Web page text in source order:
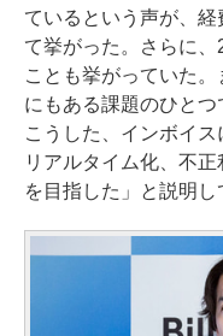
ているという声が、
て挙がった。さらに
ことも挙がっていた
にもある課題のひとつ
こうした、インボイ
リアルタイム化、不
を目指した」と説明し